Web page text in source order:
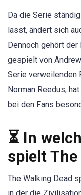
Da die Serie
lässt, ändert sich
Dennoch gehört
gespielt von
Serie verweilenden
Norman Reedus,
bei den Fans
⏳ In
spielt The
The Walking Dead